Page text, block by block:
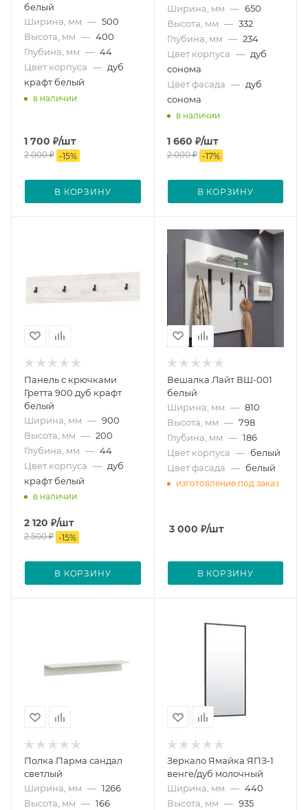
белый
Ширина, мм — 500
Высота, мм — 400
Глубина, мм — 44
Цвет корпуса — дуб
крафт белый
в наличии
1 700 ₽/шт
2 000₽ -15%
В КОРЗИНУ
Ширина, мм — 650
Высота, мм — 332
Глубина, мм — 234
Цвет корпуса — дуб
сонома
Цвет фасада — дуб
сонома
в наличии
1 660 ₽/шт
2 000₽ -17%
В КОРЗИНУ
Панель с крючками
Гретта 900 дуб крафт
белый
Ширина, мм — 900
Высота, мм — 200
Глубина, мм — 44
Цвет корпуса — дуб
крафт белый
в наличии
2 120 ₽/шт
2 500₽ -15%
В КОРЗИНУ
Вешалка Лайт ВШ-001
белый
Ширина, мм — 810
Высота, мм — 798
Глубина, мм — 186
Цвет корпуса — белый
Цвет фасада — белый
изготовление под заказ
3 000 ₽/шт
В КОРЗИНУ
Полка Парма сандал
светлый
Ширина, мм — 1266
Высота, мм — 166
Зеркало Ямайка ЯПЗ-1
венге/дуб молочный
Ширина, мм — 440
Высота, мм — 935